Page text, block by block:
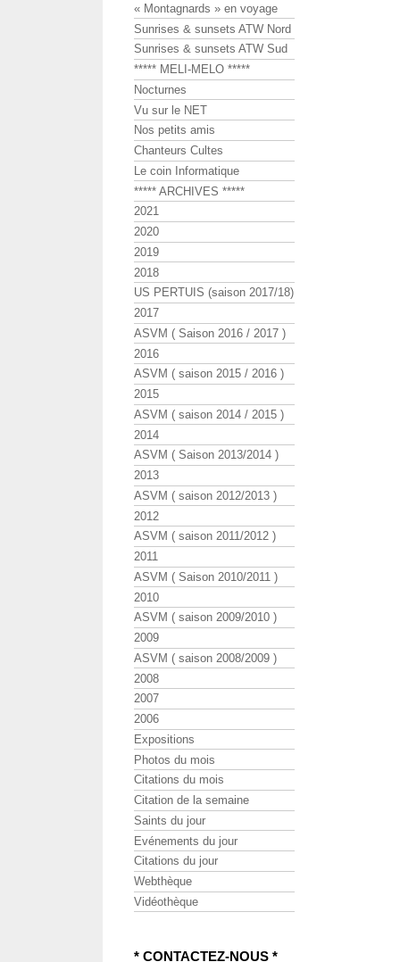
« Montagnards » en voyage
Sunrises & sunsets ATW Nord
Sunrises & sunsets ATW Sud
***** MELI-MELO *****
Nocturnes
Vu sur le NET
Nos petits amis
Chanteurs Cultes
Le coin Informatique
***** ARCHIVES *****
2021
2020
2019
2018
US PERTUIS (saison 2017/18)
2017
ASVM ( Saison 2016 / 2017 )
2016
ASVM ( saison 2015 / 2016 )
2015
ASVM ( saison 2014 / 2015 )
2014
ASVM ( Saison 2013/2014 )
2013
ASVM ( saison 2012/2013 )
2012
ASVM ( saison 2011/2012 )
2011
ASVM ( Saison 2010/2011 )
2010
ASVM ( saison 2009/2010 )
2009
ASVM ( saison 2008/2009 )
2008
2007
2006
Expositions
Photos du mois
Citations du mois
Citation de la semaine
Saints du jour
Evénements du jour
Citations du jour
Webthèque
Vidéothèque
* CONTACTEZ-NOUS *